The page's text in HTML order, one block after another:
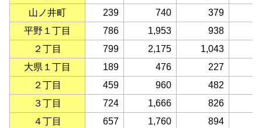
山ノ井町
239 740 379
平野１丁目
786 1,953 938
２丁目
799 2,175 1,043
大県１丁目
189 476 227
２丁目
459 960 482
３丁目
724 1,666 826
４丁目
657 1,760 894